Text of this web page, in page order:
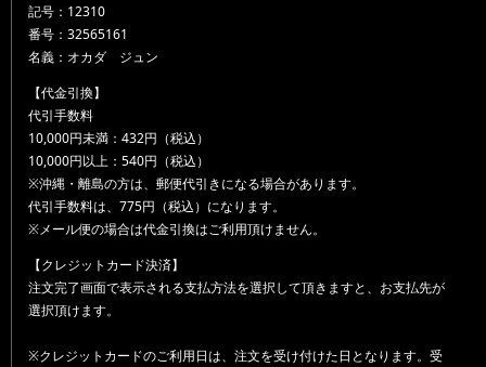
記号：12310
番号：32565161
名義：オカダ ジュン
【代金引換】
代引手数料
10,000円未満：432円（税込）
10,000円以上：540円（税込）
※沖縄・離島の方は、郵便代引きになる場合があります。
代引手数料は、775円（税込）になります。
※メール便の場合は代金引換はご利用頂けません。
【クレジットカード決済】
注文完了画面で表示される支払方法を選択して頂きますと、お支払先が
選択頂けます。
※クレジットカードのご利用日は、注文を受け付けた日となります。受